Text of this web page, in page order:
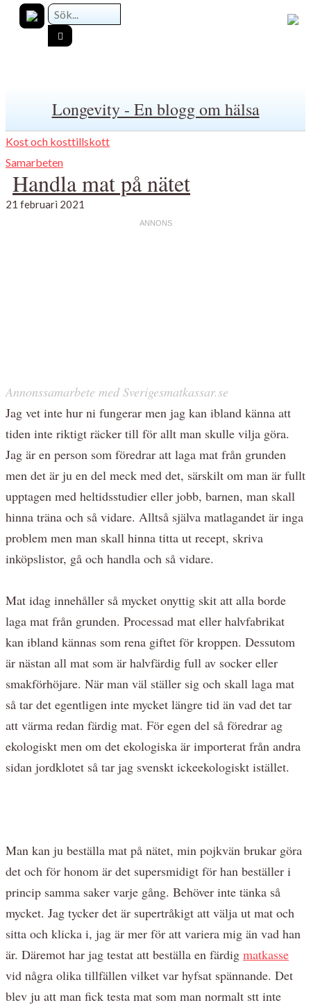
Longevity - En blogg om hälsa
Kost och kosttillskott
Samarbeten
Handla mat på nätet
21 februari 2021
Annonssamarbete med Sverigesmatkassar.se
Jag vet inte hur ni fungerar men jag kan ibland känna att
tiden inte riktigt räcker till för allt man skulle vilja göra.
Jag är en person som föredrar att laga mat från grunden
men det är ju en del meck med det, särskilt om man är fullt
upptagen med heltidsstudier eller jobb, barnen, man skall
hinna träna och så vidare. Alltså själva matlagandet är inga
problem men man skall hinna titta ut recept, skriva
inköpslistor, gå och handla och så vidare.
Mat idag innehåller så mycket onyttig skit att alla borde
laga mat från grunden. Processad mat eller halvfabrikat
kan ibland kännas som rena giftet för kroppen. Dessutom
är nästan all mat som är halvfärdig full av socker eller
smakförhöjare. När man väl ställer sig och skall laga mat
så tar det egentligen inte mycket längre tid än vad det tar
att värma redan färdig mat. För egen del så föredrar ag
ekologiskt men om det ekologiska är importerat från andra
sidan jordklotet så tar jag svenskt ickeekologiskt istället.
Man kan ju beställa mat på nätet, min pojkvän brukar göra
det och för honom är det supersmidigt för han beställer i
princip samma saker varje gång. Behöver inte tänka så
mycket. Jag tycker det är supertråkigt att välja ut mat och
sitta och klicka i, jag är mer för att variera mig än vad han
är. Däremot har jag testat att beställa en färdig matkasse
vid några olika tillfällen vilket var hyfsat spännande. Det
blev ju att man fick testa mat som man normalt stt inte